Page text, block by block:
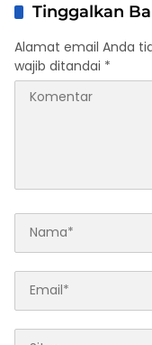
Tinggalkan
Alamat email Anda
wajib ditandai *